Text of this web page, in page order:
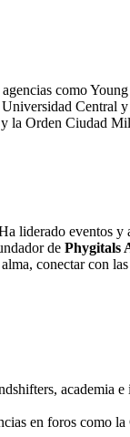
como
Central
la Orden Ciudad
liderado
de Phygitals
conectar con
academia
en foros como